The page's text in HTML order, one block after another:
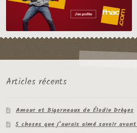
Articles récents
Amour et Bigorneaux de Élodie Drèges
5 choses que j’aurais aimé savoir